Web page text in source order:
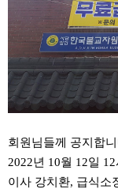
회원님들께 공지합
2022년 10월 12일
이사 강치환, 급식소